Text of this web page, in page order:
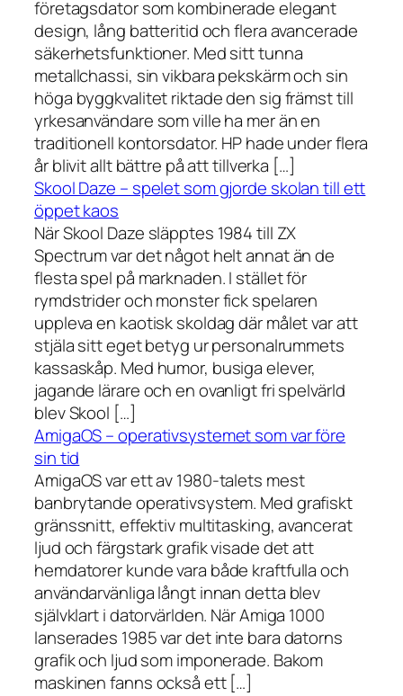
företagsdator som kombinerade elegant
design, lång batteritid och flera avancerade
säkerhetsfunktioner. Med sitt tunna
metallchassi, sin vikbara pekskärm och sin
höga byggkvalitet riktade den sig främst till
yrkesanvändare som ville ha mer än en
traditionell kontorsdator. HP hade under flera
år blivit allt bättre på att tillverka […]
Skool Daze – spelet som gjorde skolan till ett
öppet kaos
När Skool Daze släpptes 1984 till ZX
Spectrum var det något helt annat än de
flesta spel på marknaden. I stället för
rymdstrider och monster fick spelaren
uppleva en kaotisk skoldag där målet var att
stjäla sitt eget betyg ur personalrummets
kassaskåp. Med humor, busiga elever,
jagande lärare och en ovanligt fri spelvärld
blev Skool […]
AmigaOS – operativsystemet som var före
sin tid
AmigaOS var ett av 1980-talets mest
banbrytande operativsystem. Med grafiskt
gränssnitt, effektiv multitasking, avancerat
ljud och färgstark grafik visade det att
hemdatorer kunde vara både kraftfulla och
användarvänliga långt innan detta blev
självklart i datorvärlden. När Amiga 1000
lanserades 1985 var det inte bara datorns
grafik och ljud som imponerade. Bakom
maskinen fanns också ett […]